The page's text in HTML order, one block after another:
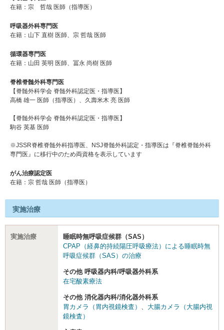
在籍：宗 哲哉 医師（指導医）
呼吸器外科専門医
在籍：山下 直樹 医師、宗 哲哉 医師
循環器専門医
在籍：山田 英明 医師、冨永 尚樹 医師
脊椎脊髄外科専門医
【脊髄外科学会 脊髄外科認定医・指導医】
高橋 雄一 医師（指導医）、久壽米木 亮 医師
【脊髄外科学会 脊髄外科認定医・指導医】
駒谷 英基 医師
※JSSR脊椎脊髄外科指導医、NSJ脊髄外科認定・指導医は『脊椎脊髄外科
専門医』に移行中のため両資格を表示しています
がん治療認定医
在籍：宗 哲哉 医師（指導医）
実施治療
実施治療
睡眠時無呼吸症候群（SAS）
CPAP（経鼻的持続陽圧呼吸療法）による睡眠時無
呼吸症候群（SAS）の治療
その他 呼吸器内科/呼吸器外科系
在宅酸素療法
その他 消化器内科/消化器外科系
胃カメラ（胃内視鏡検査）
大腸カメラ（大腸内視
鏡検査）